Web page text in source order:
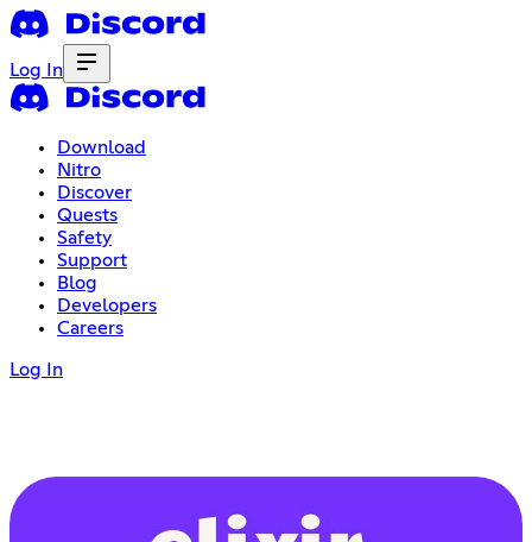
Log In
Download
Nitro
Discover
Quests
Safety
Support
Blog
Developers
Careers
Log In